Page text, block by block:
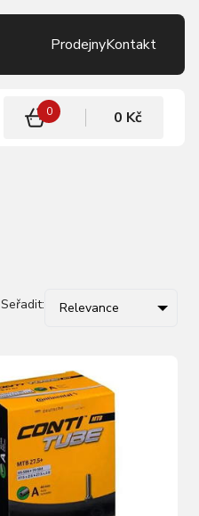
ProdejnyKontakt
0 0 Kč
Seřadit: Relevance